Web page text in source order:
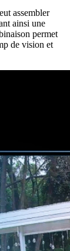
assembler
ainsi une
permet
de vision et